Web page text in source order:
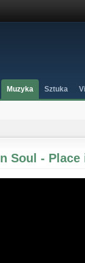
Muzyka Sztuka
Soul - Place